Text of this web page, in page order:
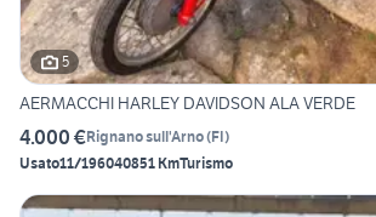
5
AERMACCHI HARLEY DAVIDSON ALA VERDE
4.000 €Rignano sull'Arno(FI)
Usato11/196040851 KmTurismo